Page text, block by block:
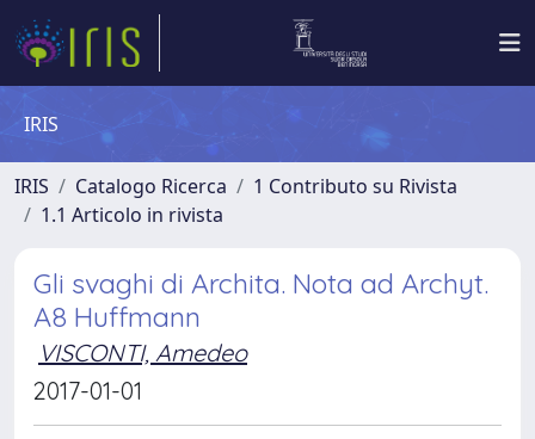
IRIS
IRIS Catalogo Ricerca
1 Contributo su Rivista
1.1 Articolo in rivista
Gli svaghi di Archita. Nota ad Archyt.
A8 Huffmann
VISCONTI, Amedeo
2017-01-01